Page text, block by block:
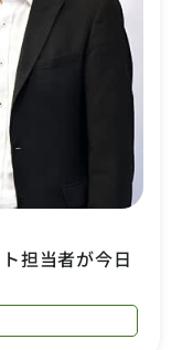
担当者が今日